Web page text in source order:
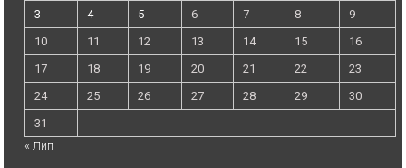
3
4 5 6 7 8
9
10
11 12 13 14 15
16
17
18 19 20 21 22
23
24
25 26 27 28 29
30
31
« Лип